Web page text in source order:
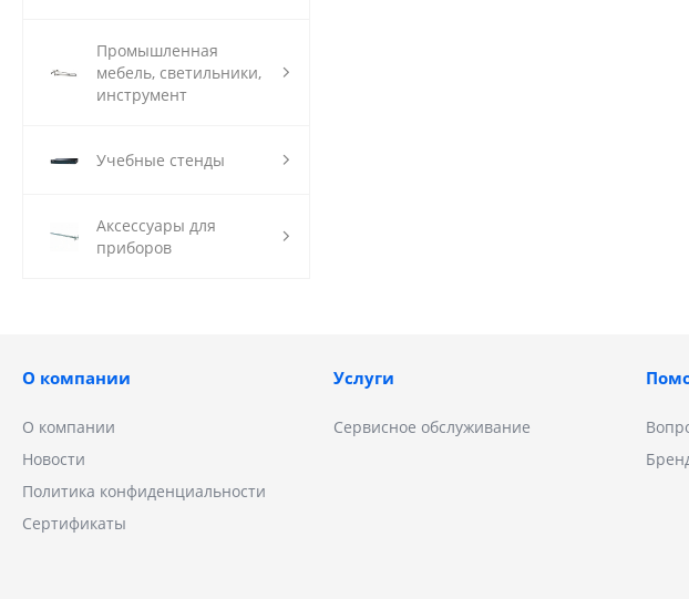
Промышленная
мебель, светильники,
инструмент
Учебные стенды
Аксессуары для
приборов
О компании
О компании
Новости
Политика конфиденциальности
Сертификаты
Услуги
Сервисное обслуживание